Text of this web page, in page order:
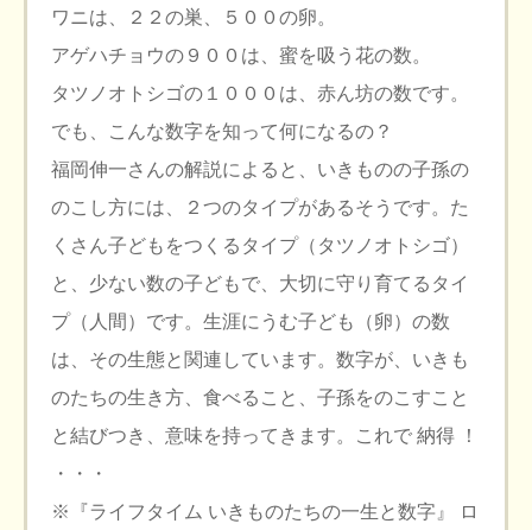
ワニは、２２の巣、５００の卵。
アゲハチョウの９００は、蜜を吸う花の数。
タツノオトシゴの１０００は、赤ん坊の数です。
でも、こんな数字を知って何になるの？
福岡伸一さんの解説によると、いきものの子孫の
のこし方には、２つのタイプがあるそうです。た
くさん子どもをつくるタイプ（タツノオトシゴ）
と、少ない数の子どもで、大切に守り育てるタイ
プ（人間）です。生涯にうむ子ども（卵）の数
は、その生態と関連しています。数字が、いきも
のたちの生き方、食べること、子孫をのこすこと
と結びつき、意味を持ってきます。これで 納得 ！
・・・
※『ライフタイム いきものたちの一生と数字』 ロ